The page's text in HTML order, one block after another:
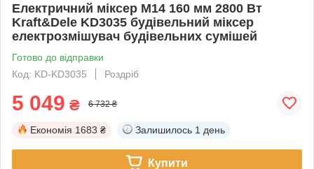
Електричний міксер M14 160 мм 2800 Вт
Kraft&Dele KD3035 будівельний міксер
електрозмішувач будівельних сумішей
Готово до відправки
Код: KD-KD3035
Роздріб
5 049 ₴ 6 732 ₴
Економія 1683 ₴ Залишилось 1 день
Купити